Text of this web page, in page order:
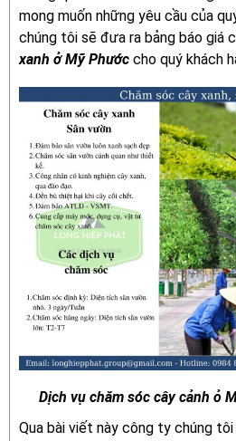
mong muốn những yêu cầu của
chúng tôi sẽ đưa ra bảng báo giá
xanh ở Mỹ Phước cho quý khách
Dịch vụ chăm sóc cây cảnh ỏ
Qua bài viết này công ty chúng